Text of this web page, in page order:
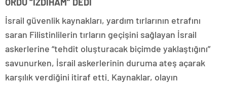
İsrail güvenlik kaynakları, yardım tırlarının etrafını
saran Filistinlilerin tırların geçişini sağlayan İsrail
askerlerine “tehdit oluşturacak biçimde yaklaştığını”
savunurken, İsrail askerlerinin duruma ateş açarak
karşılık verdiğini itiraf etti. Kaynaklar, olayın